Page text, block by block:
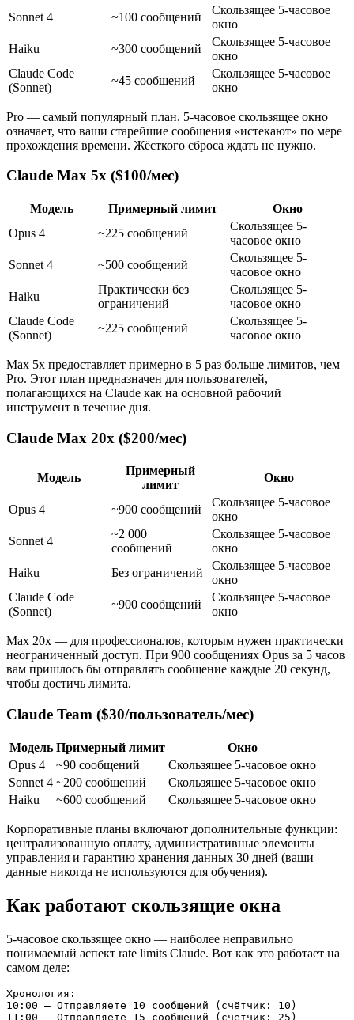
Sonnet 4
~100 сообщений
Скользящее 5-часовое
окно
Haiku
~300 сообщений
Скользящее 5-часовое
окно
Claude Code
(Sonnet)
~45 сообщений
Скользящее 5-часовое
окно
Pro — самый популярный план. 5-часовое скользящее окно
означает, что ваши старейшие сообщения «истекают» по мере
прохождения времени. Жёсткого сброса ждать не нужно.
Claude Max 5x ($100/мес)
Модель Примерный лимит
Окно
Opus 4
~225 сообщений
Скользящее 5-
часовое окно
Sonnet 4
~500 сообщений
Скользящее 5-
часовое окно
Haiku
Практически без
ограничений
Скользящее 5-
часовое окно
Claude Code
(Sonnet)
~225 сообщений
Скользящее 5-
часовое окно
Max 5x предоставляет примерно в 5 раз больше лимитов, чем
Pro. Этот план предназначен для пользователей,
полагающихся на Claude как на основной рабочий
инструмент в течение дня.
Claude Max 20x ($200/мес)
Модель
Примерный
лимит
Окно
Opus 4 ~900 сообщений
Скользящее 5-часовое
окно
Sonnet 4
~2 000
сообщений
Скользящее 5-часовое
окно
Haiku
Без ограничений
Скользящее 5-часовое
окно
Claude Code
(Sonnet)
~900 сообщений
Скользящее 5-часовое
окно
Max 20x — для профессионалов, которым нужен практически
неограниченный доступ. При 900 сообщениях Opus за 5 часов
вам пришлось бы отправлять сообщение каждые 20 секунд,
чтобы достичь лимита.
Claude Team ($30/пользователь/мес)
Модель Примерный лимит
Окно
Opus 4
~90 сообщений
Скользящее 5-часовое окно
Sonnet 4 ~200 сообщений
Скользящее 5-часовое окно
Haiku
~600 сообщений Скользящее 5-часовое окно
Корпоративные планы включают дополнительные функции:
централизованную оплату, административные элементы
управления и гарантию хранения данных 30 дней (ваши
данные никогда не используются для обучения).
Как работают скользящие окна
5-часовое скользящее окно — наиболее неправильно
понимаемый аспект rate limits Claude. Вот как это работает на
самом деле:
Хронология:
10:00 — Отправляете 10 сообщений (счётчик: 10)
11:00 — Отправляете 15 сообщений (счётчик: 25)